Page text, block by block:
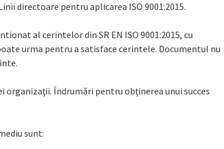
directoare pentru aplicarea ISO 9001:2015.
al cerintelor din SR EN ISO 9001:2015, cu
urma pentru a satisface cerintele. Documentul nu
organizaţii. Îndrumări pentru obţinerea unui succes
sunt: